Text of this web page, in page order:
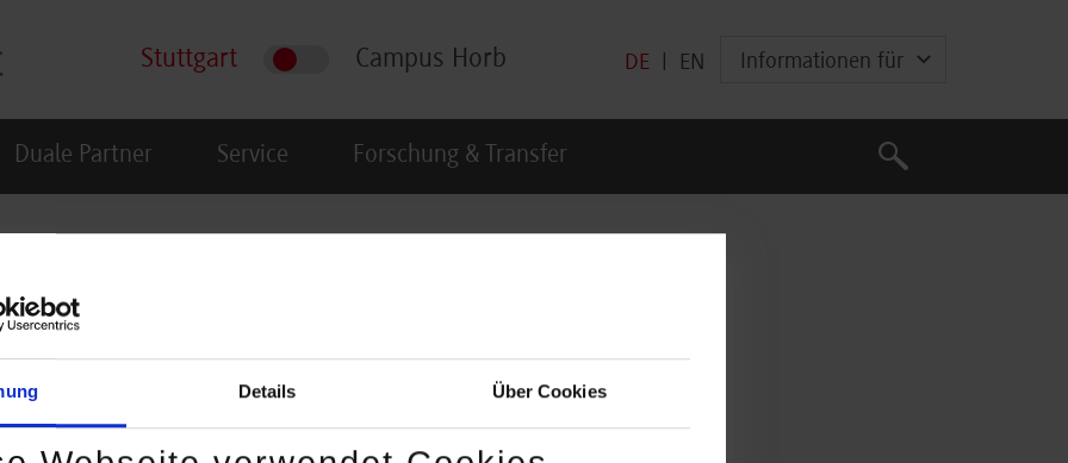
Details Über Cookies
Stuttgart Campus Horb DE EN Informationen für
Duale Partner Service Forschung & Transfer
Suche
Suche